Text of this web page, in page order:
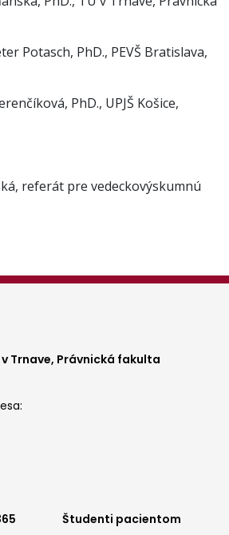
Potasch, PhD., PEVŠ Bratislava,
PhD., UPJŠ Košice,
referát pre vedeckovýskumnú
Trnave, Právnická fakulta
Footer
Študenti pacientom